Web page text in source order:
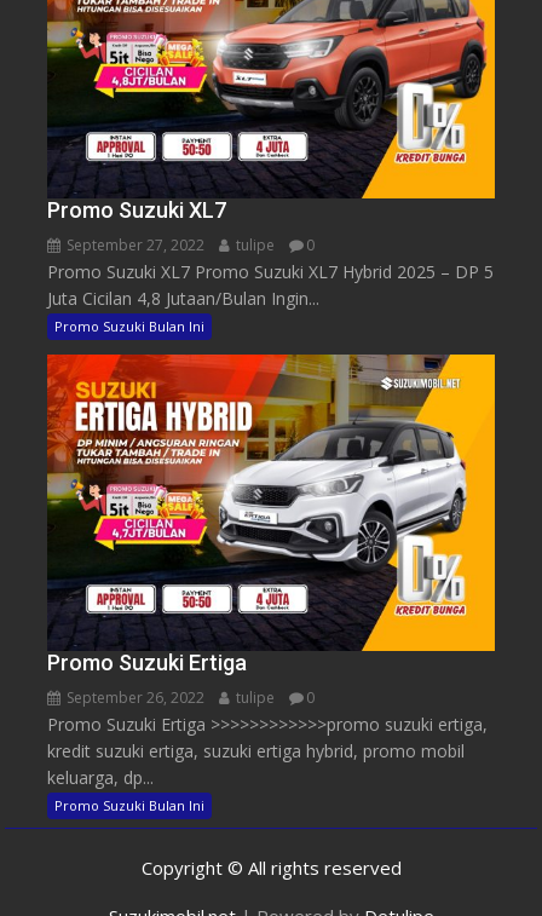
Promo Suzuki XL7
September 27, 2022 tulipe 0
Promo Suzuki XL7 Promo Suzuki XL7 Hybrid 2025 – DP 5
Juta Cicilan 4,8 Jutaan/Bulan Ingin...
Promo Suzuki Bulan Ini
Promo Suzuki Ertiga
September 26, 2022 tulipe 0
Promo Suzuki Ertiga >>>>>>>>>>>>promo suzuki ertiga,
kredit suzuki ertiga, suzuki ertiga hybrid, promo mobil
keluarga, dp...
Promo Suzuki Bulan Ini
Copyright © All rights reserved